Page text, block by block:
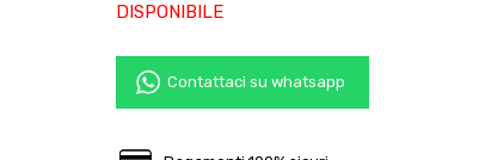
DISPONIBILE
Contattaci su whatsapp